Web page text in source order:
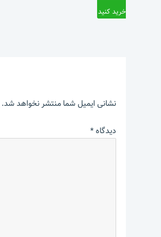
خرید کنید
نشانی ایمیل شما منتشر نخواهد شد.
دیدگاه*